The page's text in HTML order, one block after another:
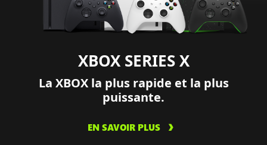
XBOX SERIES X
La XBOX la plus rapide et la plus
puissante.
EN SAVOIR PLUS